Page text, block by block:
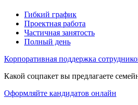
Гибкий график
Проектная работа
Частичная занятость
Полный день
Корпоративная поддержка
Какой соцпакет вы предлагаете
Оформляйте кандидатов онлайн